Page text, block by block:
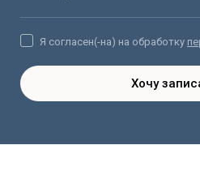
Хочу
Я согласен(-на) на обработку